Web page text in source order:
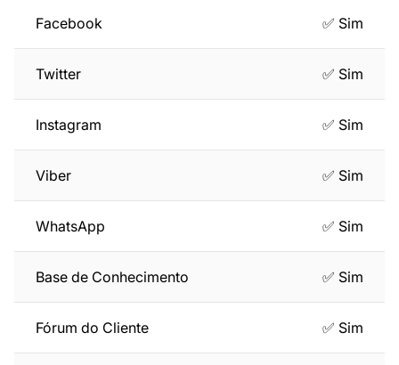
Facebook ✅ Sim
Twitter ✅ Sim
Instagram ✅ Sim
Viber ✅ Sim
WhatsApp ✅ Sim
Base de Conhecimento ✅ Sim
Fórum do Cliente ✅ Sim